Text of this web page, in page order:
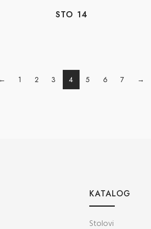
STO 14
← 1 2 3 4 5 6 7 →
KATALOG
Stolovi